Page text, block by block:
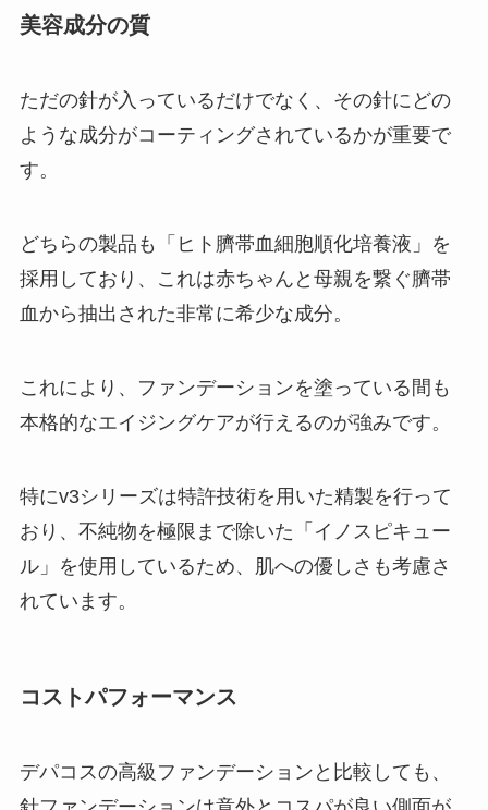
美容成分の質
ただの針が入っているだけでなく、その針にどの
ような成分がコーティングされているかが重要で
す。
どちらの製品も「ヒト臍帯血細胞順化培養液」を
採用しており、これは赤ちゃんと母親を繋ぐ臍帯
血から抽出された非常に希少な成分。
これにより、ファンデーションを塗っている間も
本格的なエイジングケアが行えるのが強みです。
特にv3シリーズは特許技術を用いた精製を行って
おり、不純物を極限まで除いた「イノスピキュー
ル」を使用しているため、肌への優しさも考慮さ
れています。
コストパフォーマンス
デパコスの高級ファンデーションと比較しても、